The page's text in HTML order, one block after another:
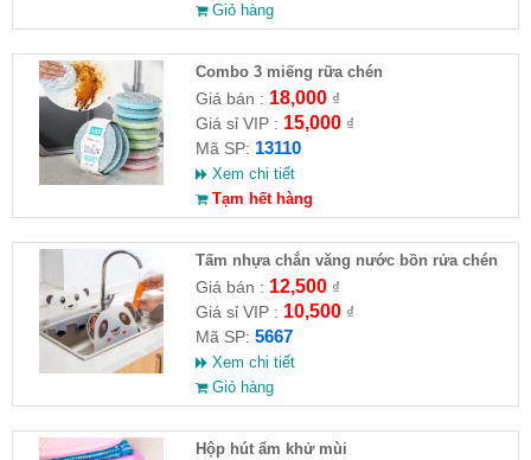
Giỏ hàng
Combo 3 miếng rữa chén
Giá bán : 18,000₫
Giá sỉ VIP : 15,000₫
Mã SP: 13110
Xem chi tiết
Tạm hết hàng
Tấm nhựa chắn văng nước bồn rửa chén
hình gấu
Giá bán : 12,500₫
Giá sỉ VIP : 10,500₫
Mã SP: 5667
Xem chi tiết
Giỏ hàng
Hộp hút ẩm khử mùi